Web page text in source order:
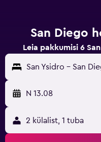
San Diego
Leia pakkumisi 6
San Ysidro - San
N 13.08
2 külalist, 1 tuba